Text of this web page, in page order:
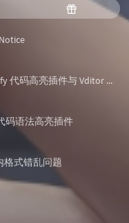
随
机
Handsome 主题解决 CodePrettify 代码高亮插件与 Vditor 兼容问题
码语法高亮插件
格式错乱问题